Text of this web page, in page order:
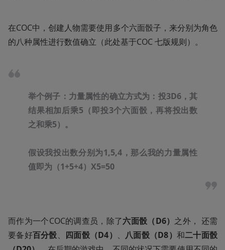
在COC中，创建人物需要使用多个六面骰子，来分别为角色
的八种属性进行数值确立（此处基于COC 七版规则）。
举个例子：力量属性的确立方式为：投3D6，其
结果相加后乘5（即投3个六面骰，再将投出数
之和乘5）。
假设我投出数分别为1,5,4，那么我的力量属性
值即为（1+5+4）X5=50
而作为一个COC的调查员，除了六面骰（D6） 之外， 还需
要备好百分骰、 四面骰（D4） 、 八面骰（D8） 和二十面骰